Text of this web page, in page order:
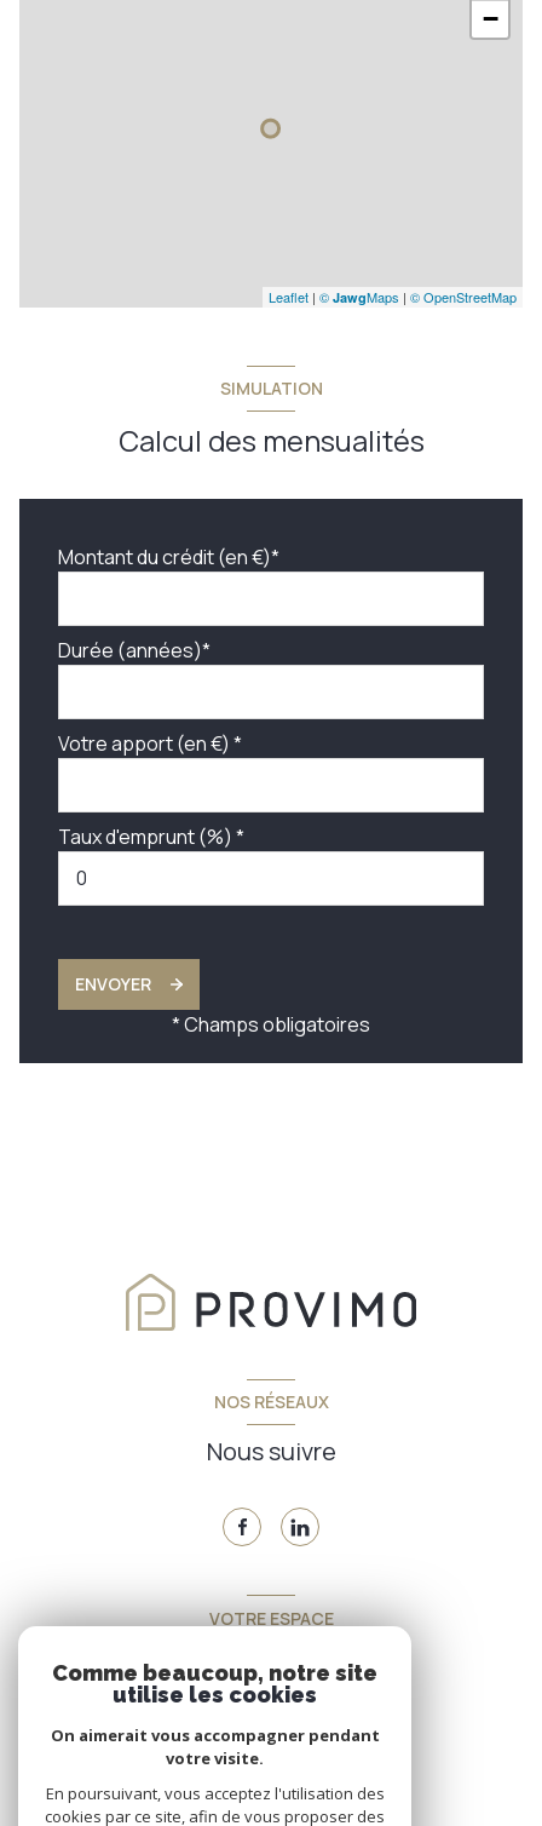
−
Leaflet | © JawgMaps | © OpenStreetMap
SIMULATION
Calcul des mensualités
Montant du crédit (en €)*
Durée (années)*
Votre apport (en €) *
Taux d'emprunt (%) *
ENVOYER
* Champs obligatoires
NOS RÉSEAUX
Nous suivre
VOTRE ESPACE
Espace propriétaire
SE CONNECTER
Comme beaucoup, notre site
utilise les cookies
On aimerait vous accompagner pendant
votre visite.
En poursuivant, vous acceptez l'utilisation des
cookies par ce site, afin de vous proposer des